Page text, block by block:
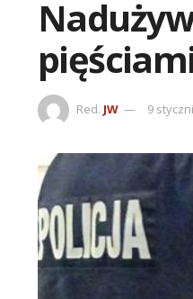
Red. JW 9